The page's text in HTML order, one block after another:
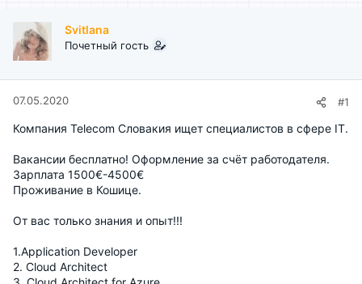
Svitlana
Почетный гость
07.05.2020 #1
Компания Telecom Словакия ищет специалистов в сфере IT.
Вакансии бесплатно! Оформление за счёт работодателя.
Зарплата 1500€-4500€
Проживание в Кошице.
От вас только знания и опыт!!!
1.Application Developer
2. Cloud Architect